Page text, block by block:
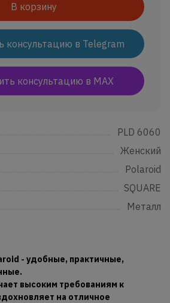
В корзину
консультацию в Telegram
консультацию в MAX
PLD 6060
Женский
Polaroid
SQUARE
Металл
- удобные, практичные,
высоким требованиям к
на отличное